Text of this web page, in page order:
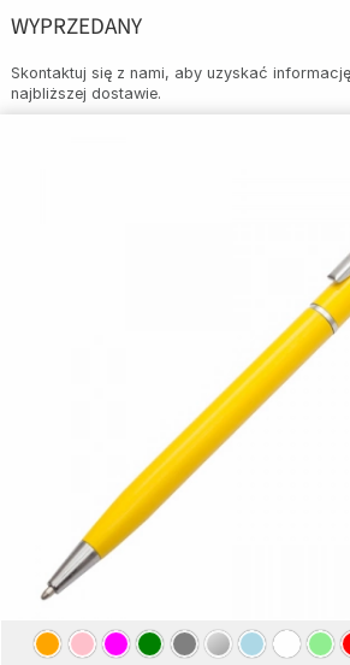
WYPRZEDANY
Skontaktuj się z nami, aby uzyskać
najbliższej dostawie.